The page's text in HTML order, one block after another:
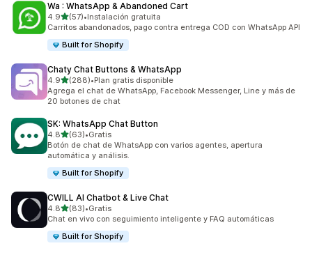
Wa : WhatsApp & Abandoned Cart
4.9de 5 estrellas
(57)
57 reseñas en total
•Instalación gratuita
Carritos abandonados, pago contra entrega COD con WhatsApp API
Built for Shopify
Chaty Chat Buttons & WhatsApp
4.9de 5 estrellas
(288)
288 reseñas en total
•Plan gratis disponible
Agrega el chat de WhatsApp, Facebook Messenger, Line y más de
20 botones de chat
SK: WhatsApp Chat Button
4.8de 5 estrellas
(63)
63 reseñas en total
•Gratis
Botón de chat de WhatsApp con varios agentes, apertura
automática y análisis.
Built for Shopify
CWILL AI Chatbot & Live Chat
4.8de 5 estrellas
(83)
83 reseñas en total
•Gratis
Chat en vivo con seguimiento inteligente y FAQ automáticas
Built for Shopify